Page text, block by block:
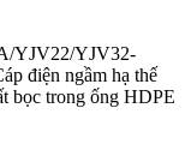
YJV22/YJV32-
điện ngầm hạ thế
bọc trong ống HDPE